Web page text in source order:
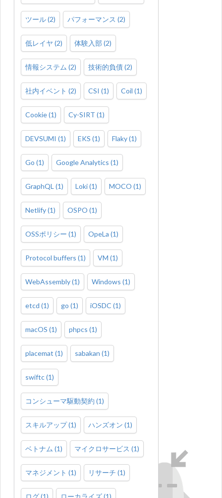
ツール(2) パフォーマンス (2)
低レイヤ (2) 体験入部 (2)
情報システム (2) 技術的負債(2)
社内イベント (2) CSI (1) Coil (1)
Cookie(1) Cy-SIRT (1)
DEVSUMI (1) EKS (1) Flaky(1)
Go (1) Google Analytics (1)
GraphQL (1) Loki(1) MOCO (1)
Netlify(1) OSPO (1)
OSSポリシー (1) OpeLa (1)
Protocol buffers (1) VM (1)
WebAssembly(1) Windows (1)
etcd (1) go (1) iOSDC (1)
macOS (1) phpcs (1)
placemat (1) sabakan (1)
swiftc(1)
コンシューマ駆動契約 (1)
スキルアップ(1) ハンズオン (1)
ベトナム (1) マイクロサービス (1)
マネジメント (1) リサーチ (1)
ログ(1) ローカライズ(1)